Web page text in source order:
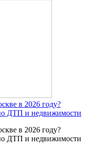
в 2026 году?
ДТП и недвижимости
в 2026 году?
ДТП и недвижимости